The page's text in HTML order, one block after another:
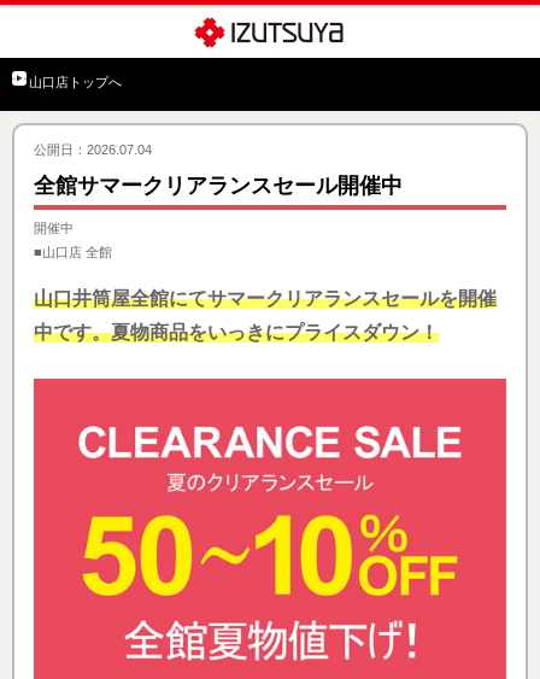
山口店トップへ
公開日：2026.07.04
全館サマークリアランスセール開催中
開催中
■山口店 全館
山口井筒屋全館にてサマークリアランスセールを開催
中です。夏物商品をいっきにプライスダウン！